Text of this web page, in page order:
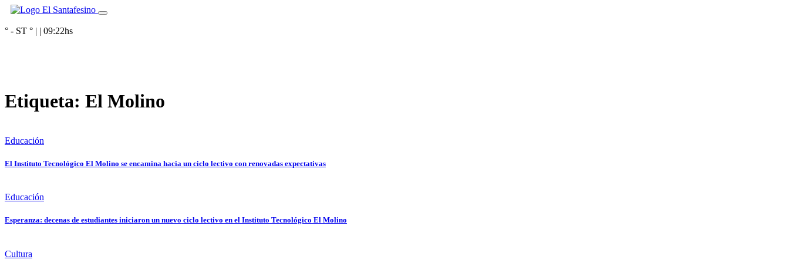
° - ST ° | | 09:22hs
Etiqueta: El Molino
Educación
El Instituto Tecnológico El Molino se encamina hacia un ciclo lectivo con renovadas expectativas
Educación
Esperanza: decenas de estudiantes iniciaron un nuevo ciclo lectivo en el Instituto Tecnológico El Molino
Cultura